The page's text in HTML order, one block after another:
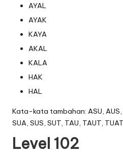
AYAL
AYAK
KAYA
AKAL
KALA
HAK
HAL
Kata-kata tambahan: ASU, AUS,
SUA, SUS, SUT, TAU, TAUT,
Level 102